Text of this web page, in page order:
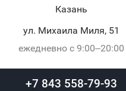
Казань
ул. Михаила Миля, 51
ежедневно с 9:00–20:00
+7 843 558-79-93